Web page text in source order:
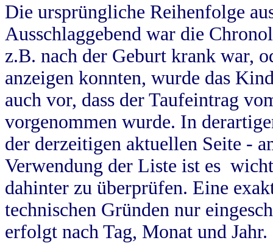
Die ursprüngliche Reihenfolge
Ausschlaggebend war die
z.B. nach der Geburt krank war,
anzeigen konnten, wurde das
auch vor, dass der Taufeintrag
vorgenommen wurde. In
der derzeitigen aktuellen Seite -
Verwendung der Liste ist es
dahinter zu überprüfen. Eine
technischen Gründen nur
erfolgt nach Tag, Monat und Jahr.